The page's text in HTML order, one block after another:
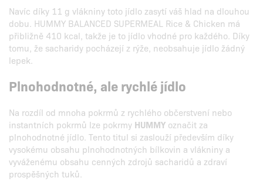
Navíc díky 11 g vlákniny toto jídlo zasytí váš hlad na dlouhou
dobu. HUMMY BALANCED SUPERMEAL Rice & Chicken má
přibližně 410 kcal, takže je to jídlo vhodné pro každého. Díky
tomu, že sacharidy pocházejí z rýže, neobsahuje jídlo žádný
lepek.
Plnohodnotné, ale rychlé jídlo
Na rozdíl od mnoha pokrmů z rychlého občerstvení nebo
instantních pokrmů lze pokrmy HUMMY označit za
plnohodnotné jídlo. Tento titul si zaslouží především díky
vysokému obsahu plnohodnotných bílkovin a vlákniny a
vyváženému obsahu cenných zdrojů sacharidů a zdraví
prospěšných tuků.